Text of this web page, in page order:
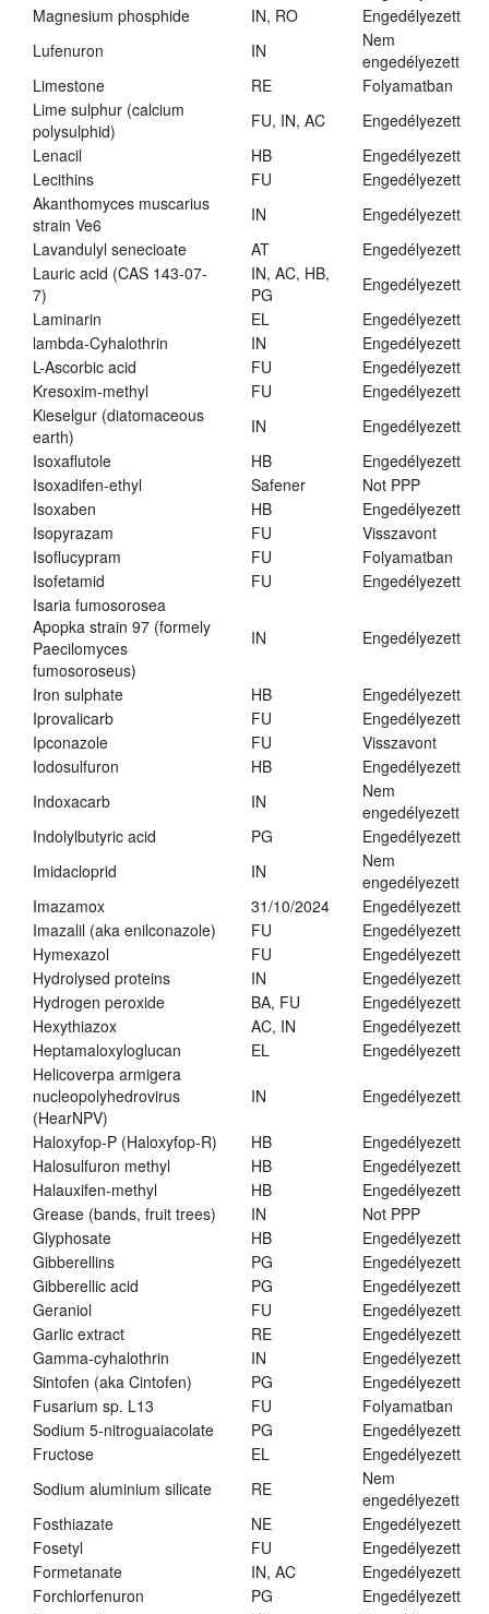
Magnesium phosphide
IN, RO
Engedélyezett
Lufenuron
IN
Nem
engedélyezett
Limestone
RE
Folyamatban
Lime sulphur (calcium
polysulphid)
FU, IN, AC
Engedélyezett
Lenacil
HB
Engedélyezett
Lecithins
FU
Engedélyezett
Akanthomyces muscarius
strain Ve6
IN
Engedélyezett
Lavandulyl senecioate
AT
Engedélyezett
Lauric acid (CAS 143-07-
7)
IN, AC, HB,
PG
Engedélyezett
Laminarin
EL
Engedélyezett
lambda-Cyhalothrin
IN
Engedélyezett
L-Ascorbic acid
FU
Engedélyezett
Kresoxim-methyl
FU
Engedélyezett
Kieselgur (diatomaceous
earth)
IN
Engedélyezett
Isoxaflutole
HB
Engedélyezett
Isoxadifen-ethyl
Safener
Not PPP
Isoxaben
HB
Engedélyezett
Isopyrazam
FU
Visszavont
Isoflucypram
FU
Folyamatban
Isofetamid
FU
Engedélyezett
Isaria fumosorosea
Apopka strain 97 (formely
Paecilomyces
fumosoroseus)
IN Engedélyezett
Iron sulphate HB
Engedélyezett
Iprovalicarb
FU
Engedélyezett
Ipconazole
FU
Visszavont
Iodosulfuron
HB
Engedélyezett
Indoxacarb
IN
Nem
engedélyezett
Indolylbutyric acid
PG
Engedélyezett
Imidacloprid
IN
Nem
engedélyezett
Imazamox
31/10/2024
Engedélyezett
Imazalil (aka enilconazole)
FU
Engedélyezett
Hymexazol
FU
Engedélyezett
Hydrolysed proteins
IN
Engedélyezett
Hydrogen peroxide
BA, FU
Engedélyezett
Hexythiazox
AC, IN
Engedélyezett
Heptamaloxyloglucan
EL
Engedélyezett
Helicoverpa armigera
nucleopolyhedrovirus
(HearNPV)
IN Engedélyezett
Haloxyfop-P (Haloxyfop-R) HB
Engedélyezett
Halosulfuron methyl
HB
Engedélyezett
Halauxifen-methyl
HB
Engedélyezett
Grease (bands, fruit trees)
IN
Not PPP
Glyphosate
HB
Engedélyezett
Gibberellins
PG
Engedélyezett
Gibberellic acid
PG
Engedélyezett
Geraniol
FU
Engedélyezett
Garlic extract
RE
Engedélyezett
Gamma-cyhalothrin
IN
Engedélyezett
Sintofen (aka Cintofen)
PG
Engedélyezett
Fusarium sp. L13
FU
Folyamatban
Sodium 5-nitroguaiacolate
PG
Engedélyezett
Fructose
EL
Engedélyezett
Sodium aluminium silicate
RE
Nem
engedélyezett
Fosthiazate
NE
Engedélyezett
Fosetyl
FU
Engedélyezett
Formetanate
IN, AC
Engedélyezett
Forchlorfenuron
PG
Engedélyezett